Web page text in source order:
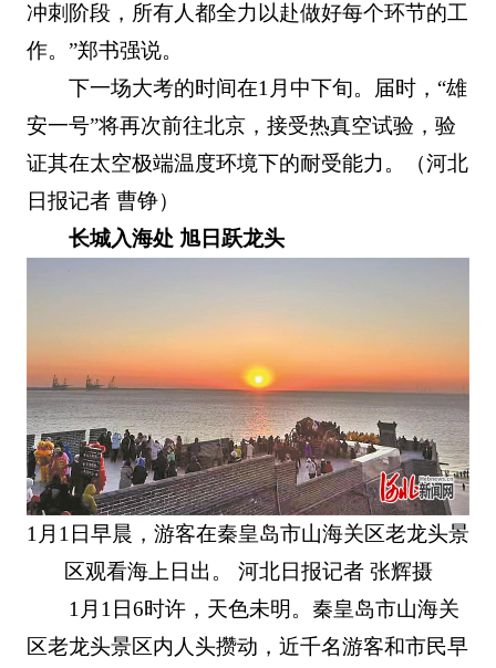
冲刺阶段，所有人都全力以赴做好每个环节的工
作。”郑书强说。
下一场大考的时间在1月中下旬。届时，“雄
安一号”将再次前往北京，接受热真空试验，验
证其在太空极端温度环境下的耐受能力。（河北
日报记者 曹铮）
长城入海处 旭日跃龙头
1月1日早晨，游客在秦皇岛市山海关区老龙头景
区观看海上日出。 河北日报记者 张辉摄
1月1日6时许，天色未明。秦皇岛市山海关
区老龙头景区内人头攒动，近千名游客和市民早